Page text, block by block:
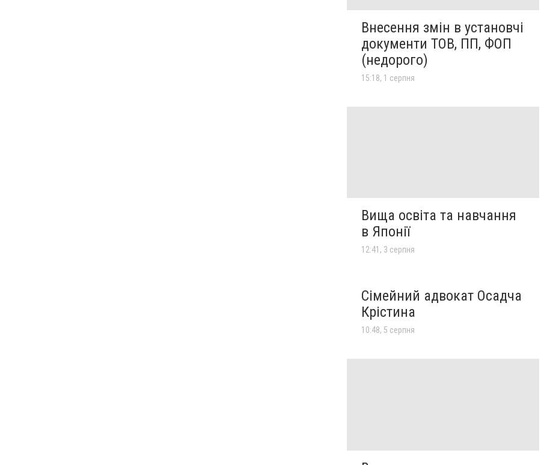
Внесення змін в установчі
документи ТОВ, ПП, ФОП
(недорого)
15:18, 1 серпня
Вища освіта та навчання
в Японії
12:41, 3 серпня
Сімейний адвокат Осадча
Крістина
10:48, 5 серпня